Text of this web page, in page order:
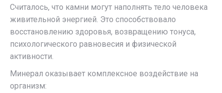
Считалось, что камни могут наполнять тело человека
живительной энергией. Это способствовало
восстановлению здоровья, возвращению тонуса,
психологического равновесия и физической
активности.
Минерал оказывает комплексное воздействие на
организм: